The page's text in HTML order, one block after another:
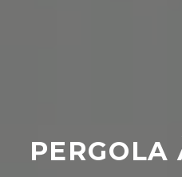
PERGOLA